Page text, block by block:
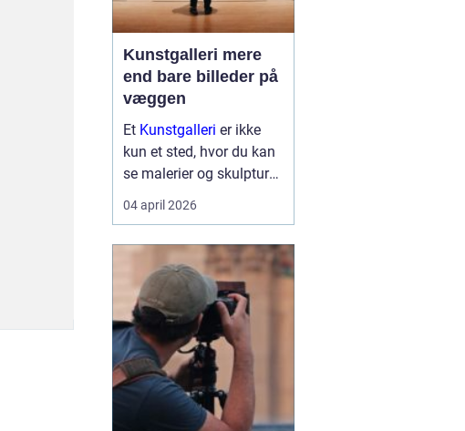
Kunstgalleri mere
end bare billeder på
væggen
Et Kunstgalleri er ikke
kun et sted, hvor du kan
se malerier og skulpturer.
Det er også et mødested
for mennesker, idéer og
træder ind i et galleri,
træder vi samtidig lidt ud
af hverdagen...
04 april 2026